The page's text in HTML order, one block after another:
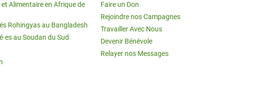
Alimentaire en Afrique de
Rohingyas au Bangladesh
au Soudan du Sud
Faire un Don
Rejoindre nos Campagnes
Travailler Avec Nous
Devenir Bénévole
Relayer nos Messages